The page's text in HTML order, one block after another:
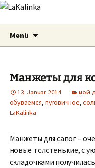
LaKalinka
Menü
Манжеты для
13. Januar 2014 мой
обуваемся, пуговичное,
LaKalinka
Манжеты для сапог –
новые толстенькие, с
складочками